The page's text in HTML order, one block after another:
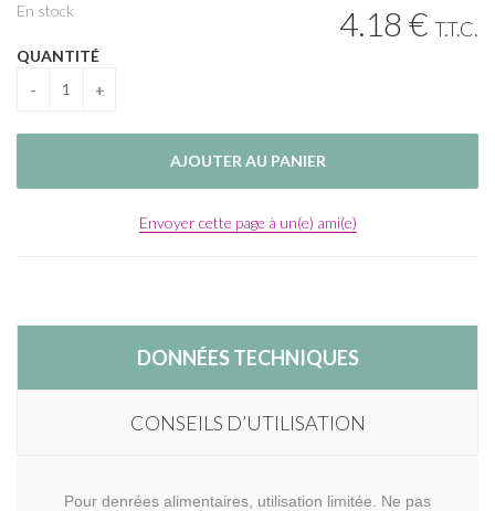
4.18 € T.T.C.
En stock
QUANTITÉ
Envoyer cette page à un(e) ami(e)
DONNÉES TECHNIQUES
CONSEILS D’UTILISATION
Pour denrées alimentaires, utilisation limitée. Ne pas